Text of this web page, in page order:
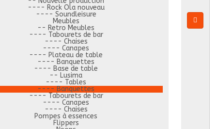
---- Rock Ola nouveau
---- Soundleisure
Meubles
-- Retro Meubles
---- Tabourets de bar
---- Chaises
---- Canapes
---- Plateau de table
---- Banquettes
---- Base de table
-- Lusima
---- Tables
---- Banquettes
---- Tabourets de bar
---- Canapes
---- Chaises
Pompes à essences
Flippers